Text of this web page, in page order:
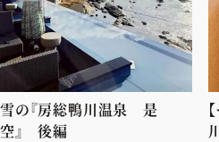
雪の『房総鴨川温泉 是
空』 後編